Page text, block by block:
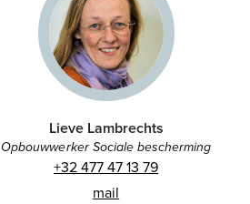
Lieve Lambrechts
Opbouwwerker Sociale bescherming
+32 477 47 13 79
mail